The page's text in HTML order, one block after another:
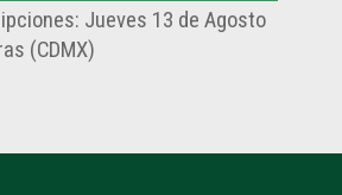
Jueves 13 de Agosto
(CDMX)